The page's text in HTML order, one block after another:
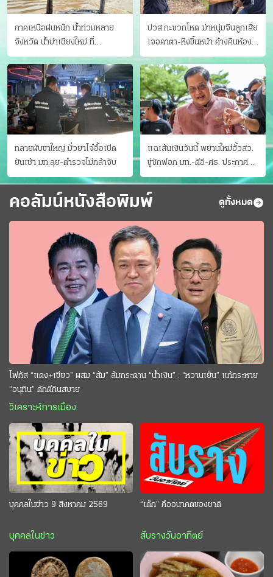
ภาคเหนือฝนหนัก น้ำท่วมหลาย
จังหวัด นํ้าบ่าเชียงใหม่ ที่
แม่ฮ่องสอน ซัดสะพานขาด
ปวส.กะซวกโหด ฆ่าหนุ่มจีนลูกเสี่ย
เจอคาตา-หึงขึ้นหน้า ค้างคืนห้อง
แฟนสาว
ทลายผับขาใหญ่ มั่วยาโจ๋อื้อเปิด
ยันเช้า มท.ลุย-ตำรวจไม่กล้าจับ
แฉเส้นเงินวันนี้ พยานใหม่ฮั้วสว.
ขู่ซักฟอก มท.-ดีอี-ศธ. ประกาศ
บัญชีท้องถิ่น
คอลัมน์หนังสือพิมพ์ ดูทั้งหมด
โฟกัส “แดง+เขียว” ผสม “ส้ม” ล้มกระดาน “นํ้าเงิน” : “หวานเย็น” แก้กระหาย
“อนุทิน” ดักตีกินสบาย
วิเคราะห์การเมือง
บุคคลในข่าว 9 สิงหาคม 2569
บุคคลในข่าว
“เด็ก” คืออนาคตของชาติ
สับรางวันอาทิตย์